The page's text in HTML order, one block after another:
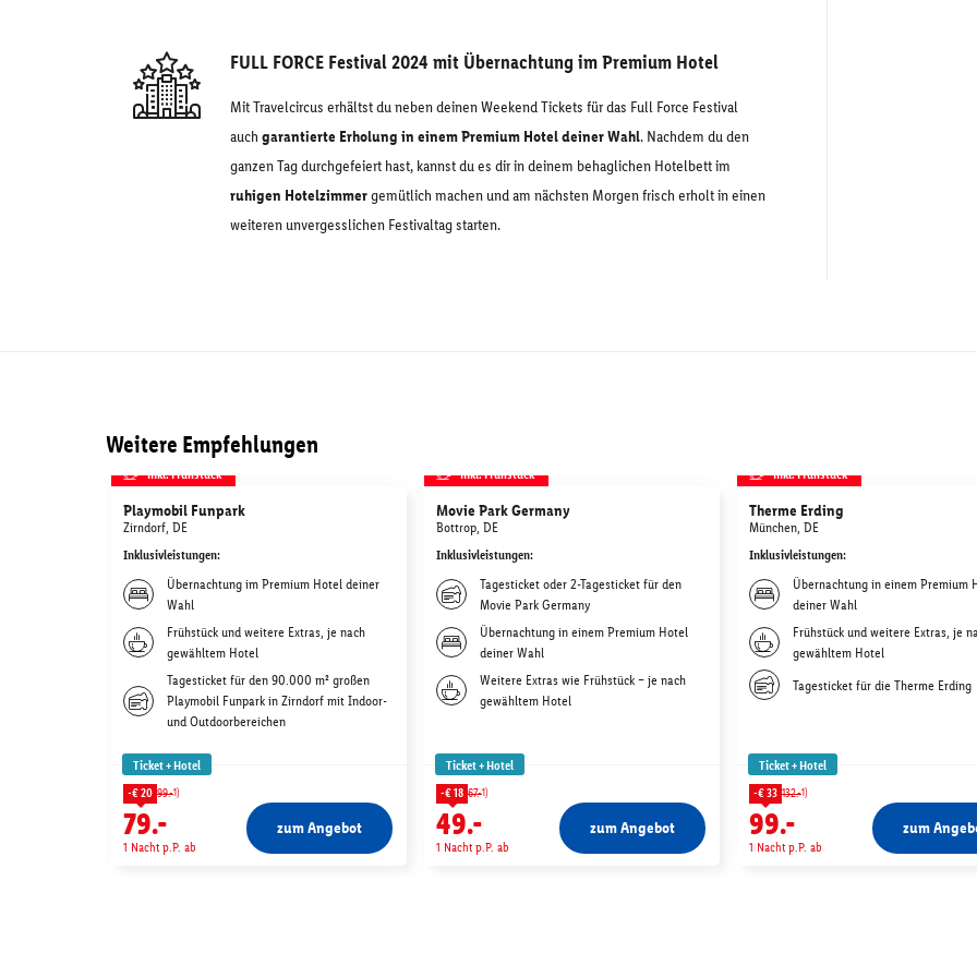
FULL FORCE Festival 2024 mit Übernachtung im Premium Hotel
Mit Travelcircus erhältst du neben deinen Weekend Tickets für das Full Force Festival
auch garantierte Erholung in einem Premium Hotel deiner Wahl. Nachdem du den
ganzen Tag durchgefeiert hast, kannst du es dir in deinem behaglichen Hotelbett im
ruhigen Hotelzimmergemütlich machen und am nächsten Morgen frisch erholt in einen
weiteren unvergesslichen Festivaltag starten.
Weitere Empfehlungen
inkl. Frühstück
Playmobil Funpark
Zirndorf, DE
Inklusivleistungen:
Übernachtung im Premium Hotel deiner
Wahl
Frühstück und weitere Extras, je nach
gewähltem Hotel
Tagesticket für den 90.000 m² großen
Playmobil Funpark in Zirndorf mit Indoor-
und Outdoorbereichen
Ticket + Hotel
-€ 20 99.-1)
79.-
1 Nacht p.P. ab
zum Angebot
inkl. Frühstück
Movie Park Germany
Bottrop, DE
Inklusivleistungen:
Tagesticket oder 2-Tagesticket für den
Movie Park Germany
Übernachtung in einem Premium Hotel
deiner Wahl
Weitere Extras wie Frühstück – je nach
gewähltem Hotel
Ticket + Hotel
-€ 18 67.-1)
49.-
1 Nacht p.P. ab
zum Angebot
inkl. Frühstück
Therme Erding
München, DE
Inklusivleistungen:
Übernachtung in einem Premium
deiner Wahl
Frühstück und weitere Extras, je
gewähltem Hotel
Tagesticket für die Therme Erding
Ticket + Hotel
-€ 33 132.-1)
99.-
1 Nacht p.P. ab
zum